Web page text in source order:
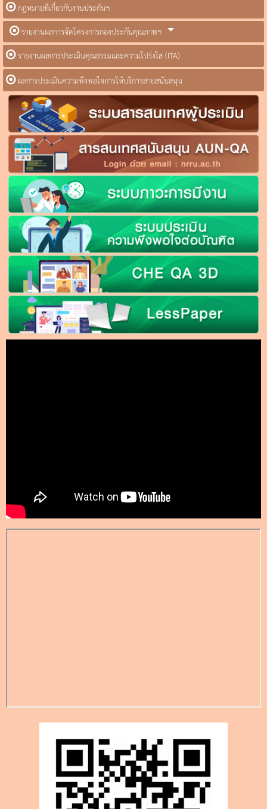
กฎหมายที่เกี่ยวกับงานประกันฯ
รายงานผลการจัดโครงการกองประกันคุณภาพฯ
รายงานผลการประเมินคุณธรรมและความโปร่งใส (ITA)
ผลการประเมินความพึงพอใจการให้บริการสายสนับสนุน